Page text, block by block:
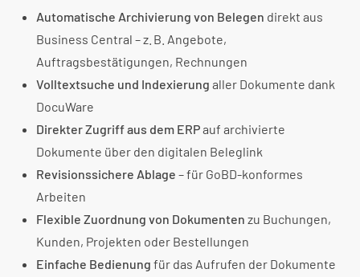
Automatische Archivierung von Belegen direkt aus
Business Central – z. B. Angebote,
Auftragsbestätigungen, Rechnungen
Volltextsuche und Indexierung aller Dokumente dank
DocuWare
Direkter Zugriff aus dem ERPauf archivierte
Dokumente über den digitalen Beleglink
Revisionssichere Ablage – für GoBD-konformes
Arbeiten
Flexible Zuordnung von Dokumenten zu Buchungen,
Kunden, Projekten oder Bestellungen
Einfache Bedienung für das Aufrufen der Dokumente